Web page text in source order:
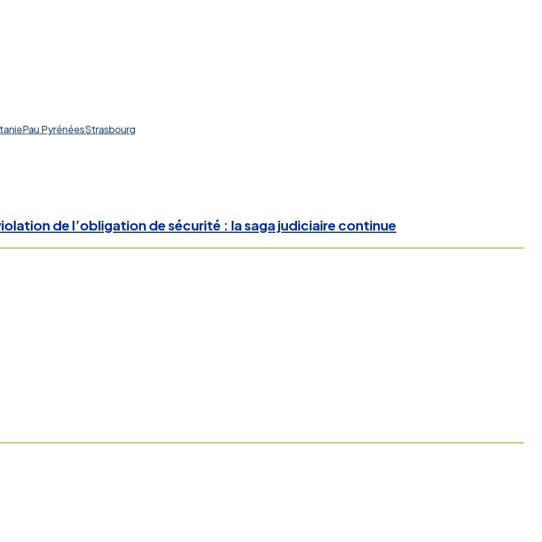
Pau PyrénéesStrasbourg
de l’obligation de sécurité : la saga judiciaire continue